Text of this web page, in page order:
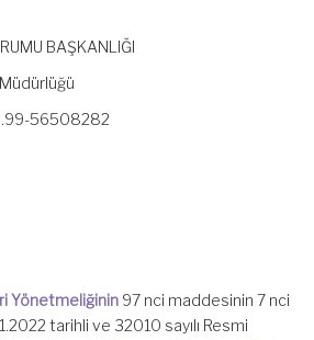
BAŞKANLIĞI
56508282
Yönetmeliğinin 97 nci maddesinin 7 nci
tarihli ve 32010 sayılı Resmi